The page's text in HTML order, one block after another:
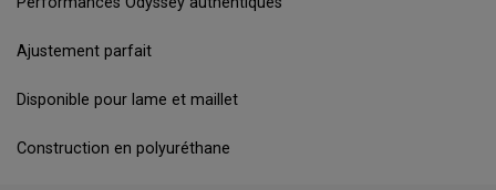
Ajustement parfait
Disponible pour lame et maillet
Construction en polyuréthane